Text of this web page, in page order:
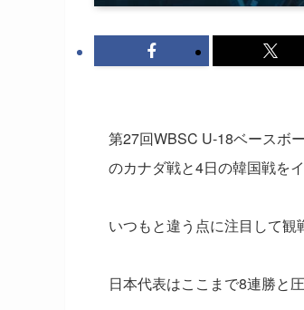
第27回WBSC U-18ベースボ
のカナダ戦と4日の韓国戦を
いつもと違う点に注目して観
日本代表はここまで8連勝と